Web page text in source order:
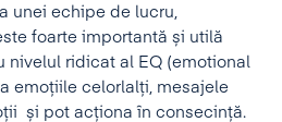
unei echipe de lucru,
foarte importantă și utilă
nivelul ridicat al EQ (emotional
emoțiile celorlalți, mesajele
și pot acționa în consecință.